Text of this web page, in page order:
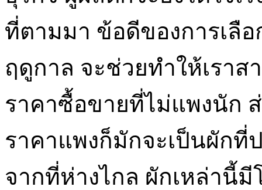
ที่ตามมา ข้อดีของการเลื
ฤดูกาล จะช่วยทำให้เรา
ราคาซื้อขายที่ไม่แพงนัก
ราคาแพงก็มักจะเป็นผัก
จากที่ห่างไกล ผักเหล่านี้